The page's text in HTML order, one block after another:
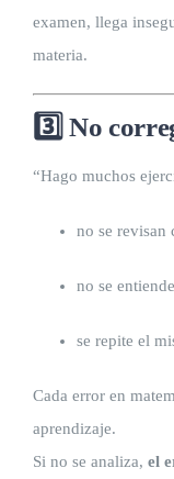
examen, llega
materia.
3️⃣ No
“Hago muchos
no se revisan
no se
se repite el
Cada error en
aprendizaje.
Si no se analiza, el